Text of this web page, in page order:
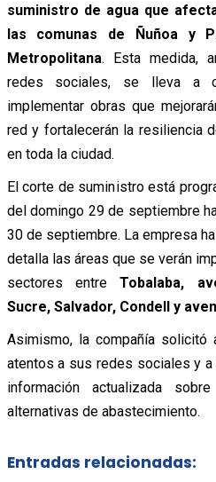
suministro de agua que
las comunas de Ñuñoa y
Metropolitana. Esta medida,
redes sociales, se lleva a
implementar obras que
red y fortalecerán la resiliencia
en toda la ciudad.
El corte de suministro está
del domingo 29 de septiembre
30 de septiembre. La empresa
detalla las áreas que se verán
sectores entreTobalaba,
Sucre, Salvador, Condell y
Asimismo, la compañía
atentos a sus redes sociales y a
información actualizada
alternativas de abastecimiento.
Entradas relacionadas: